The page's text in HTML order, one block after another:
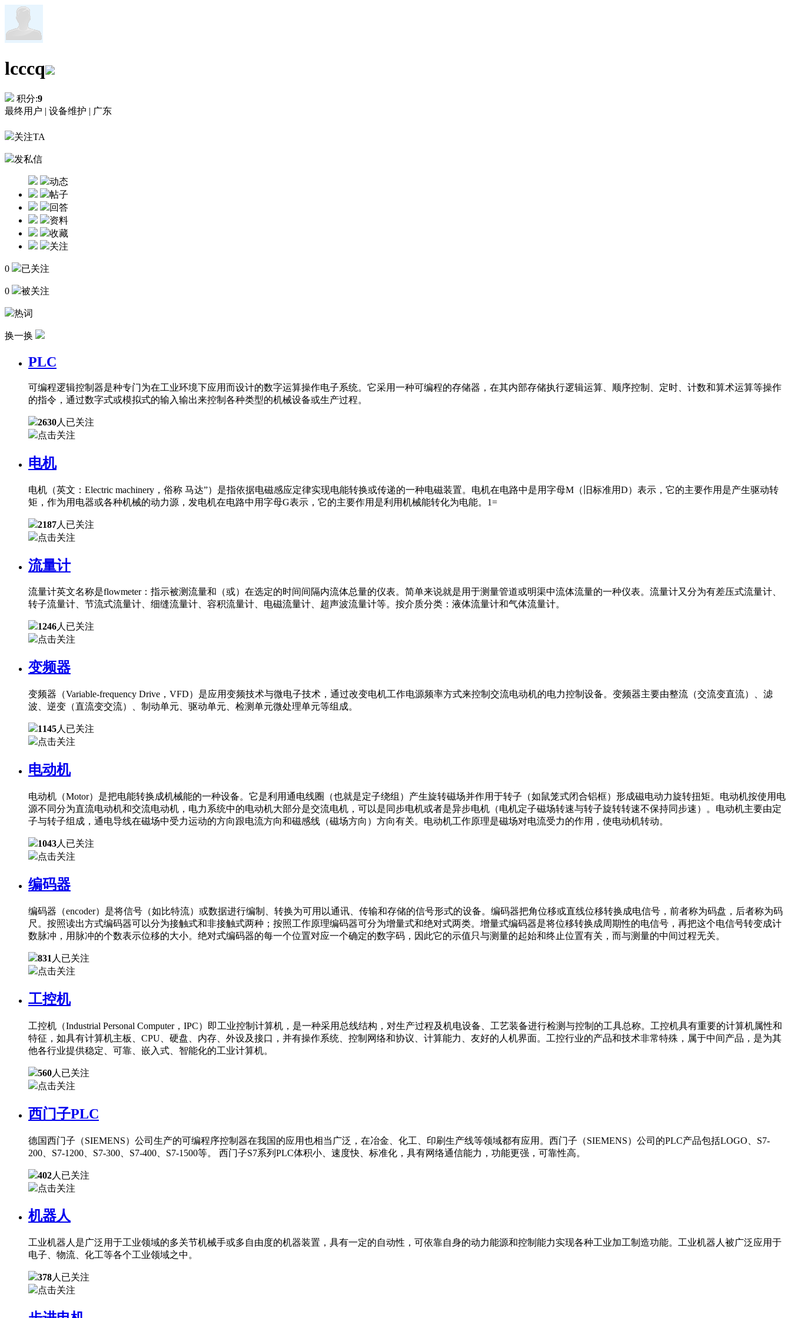
lcccq
积分:9
最终用户 | 设备维护 | 广东
关注TA
发私信
动态
帖子
回答
资料
收藏
关注
0 已关注
0 被关注
热词
换一换
PLC
可编程逻辑控制器是种专门为在工业环境下应用而设计的数字运算操作电子系统。它采用一种可编程的存储器，在其内部存储执行逻辑运算、顺序控制、定时、计数和算术运算等操作
的指令，通过数字式或模拟式的输入输出来控制各种类型的机械设备或生产过程。
2630人已关注
点击关注
电机
电机（英文：Electric machinery，俗称 马达”）是指依据电磁感应定律实现电能转换或传递的一种电磁装置。电机在电路中是用字母M（旧标准用D）表示，它的主要作用是产生驱动转
矩，作为用电器或各种机械的动力源，发电机在电路中用字母G表示，它的主要作用是利用机械能转化为电能。1=
2187人已关注
点击关注
流量计
流量计英文名称是flowmeter：指示被测流量和（或）在选定的时间间隔内流体总量的仪表。简单来说就是用于测量管道或明渠中流体流量的一种仪表。流量计又分为有差压式流量计、
转子流量计、节流式流量计、细缝流量计、容积流量计、电磁流量计、超声波流量计等。按介质分类：液体流量计和气体流量计。
1246人已关注
点击关注
变频器
变频器（Variable-frequency Drive，VFD）是应用变频技术与微电子技术，通过改变电机工作电源频率方式来控制交流电动机的电力控制设备。变频器主要由整流（交流变直流）、滤
波、逆变（直流变交流）、制动单元、驱动单元、检测单元微处理单元等组成。
1145人已关注
点击关注
电动机
电动机（Motor）是把电能转换成机械能的一种设备。它是利用通电线圈（也就是定子绕组）产生旋转磁场并作用于转子（如鼠笼式闭合铝框）形成磁电动力旋转扭矩。电动机按使用电
源不同分为直流电动机和交流电动机，电力系统中的电动机大部分是交流电机，可以是同步电机或者是异步电机（电机定子磁场转速与转子旋转转速不保持同步速）。电动机主要由定
子与转子组成，通电导线在磁场中受力运动的方向跟电流方向和磁感线（磁场方向）方向有关。电动机工作原理是磁场对电流受力的作用，使电动机转动。
1043人已关注
点击关注
编码器
编码器（encoder）是将信号（如比特流）或数据进行编制、转换为可用以通讯、传输和存储的信号形式的设备。编码器把角位移或直线位移转换成电信号，前者称为码盘，后者称为码
尺。按照读出方式编码器可以分为接触式和非接触式两种；按照工作原理编码器可分为增量式和绝对式两类。增量式编码器是将位移转换成周期性的电信号，再把这个电信号转变成计
数脉冲，用脉冲的个数表示位移的大小。绝对式编码器的每一个位置对应一个确定的数字码，因此它的示值只与测量的起始和终止位置有关，而与测量的中间过程无关。
831 人已关注
点击关注
工控机
工控机（Industrial Personal Computer，IPC）即工业控制计算机，是一种采用总线结构，对生产过程及机电设备、工艺装备进行检测与控制的工具总称。工控机具有重要的计算机属性和
特征，如具有计算机主板、CPU、硬盘、内存、外设及接口，并有操作系统、控制网络和协议、计算能力、友好的人机界面。工控行业的产品和技术非常特殊，属于中间产品，是为其
他各行业提供稳定、可靠、嵌入式、智能化的工业计算机。
560人已关注
点击关注
西门子PLC
德国西门子（SIEMENS）公司生产的可编程序控制器在我国的应用也相当广泛，在冶金、化工、印刷生产线等领域都有应用。西门子（SIEMENS）公司的PLC产品包括LOGO、S7-
200、S7-1200、S7-300、S7-400、S7-1500等。 西门子S7系列PLC体积小、速度快、标准化，具有网络通信能力，功能更强，可靠性高。
402人已关注
点击关注
机器人
工业机器人是广泛用于工业领域的多关节机械手或多自由度的机器装置，具有一定的自动性，可依靠自身的动力能源和控制能力实现各种工业加工制造功能。工业机器人被广泛应用于
电子、物流、化工等各个工业领域之中。
378人已关注
点击关注